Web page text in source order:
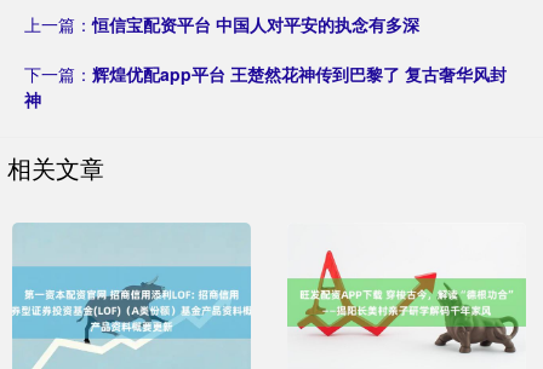
上一篇：恒信宝配资平台 中国人对平安的执念有多深
下一篇： 辉煌优配app平台 王楚然花神传到巴黎了 复古奢华风封
神
相关文章